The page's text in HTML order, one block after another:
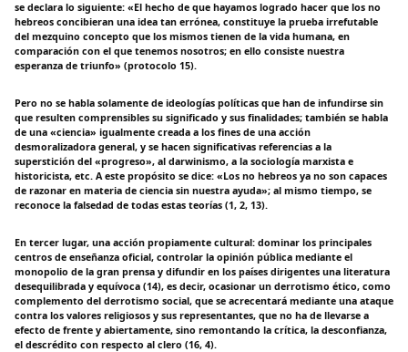
se declara lo siguiente: «El hecho de que hayamos logrado hacer que los no
hebreos concibieran una idea tan errónea, constituye la prueba irrefutable
del mezquino concepto que los mismos tienen de la vida humana, en
comparación con el que tenemos nosotros; en ello consiste nuestra
esperanza de triunfo» (protocolo 15).
Pero no se habla solamente de ideologías políticas que han de infundirse sin
que resulten comprensibles su significado y sus finalidades; también se habla
de una «ciencia» igualmente creada a los fines de una acción
desmoralizadora general, y se hacen significativas referencias a la
superstición del «progreso», al darwinismo, a la sociología marxista e
historicista, etc. A este propósito se dice: «Los no hebreos ya no son capaces
de razonar en materia de ciencia sin nuestra ayuda»; al mismo tiempo, se
reconoce la falsedad de todas estas teorías (1, 2, 13).
En tercer lugar, una acción propiamente cultural: dominar los principales
centros de enseñanza oficial, controlar la opinión pública mediante el
monopolio de la gran prensa y difundir en los países dirigentes una literatura
desequilibrada y equívoca (14), es decir, ocasionar un derrotismo ético, como
complemento del derrotismo social, que se acrecentará mediante una ataque
contra los valores religiosos y sus representantes, que no ha de llevarse a
efecto de frente y abiertamente, sino remontando la crítica, la desconfianza,
el descrédito con respecto al clero (16, 4).